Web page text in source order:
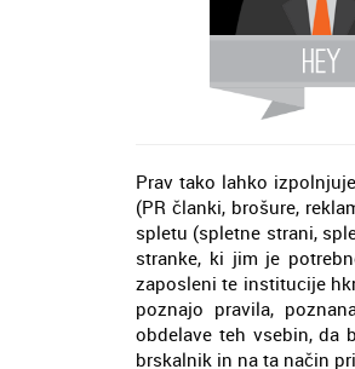
Prav tako lahko
(PR članki, brošure,
spletu (spletne strani,
stranke, ki jim je
zaposleni te institucije
poznajo pravila,
obdelave teh vsebin, da
brskalnik in na ta način